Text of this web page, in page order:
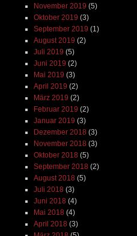
November 2019 (5)
Oktober 2019 (3)
September 2019 (1)
August 2019 (2)
Juli 2019 (5)
Juni 2019 (2)
Mai 2019 (3)
April 2019 (2)
März 2019 (2)
Februar 2019 (2)
Januar 2019 (3)
Dezember 2018 (3)
November 2018 (3)
Oktober 2018 (5)
September 2018 (2)
August 2018 (5)
Juli 2018 (3)
Juni 2018 (4)
Mai 2018 (4)
April 2018 (3)